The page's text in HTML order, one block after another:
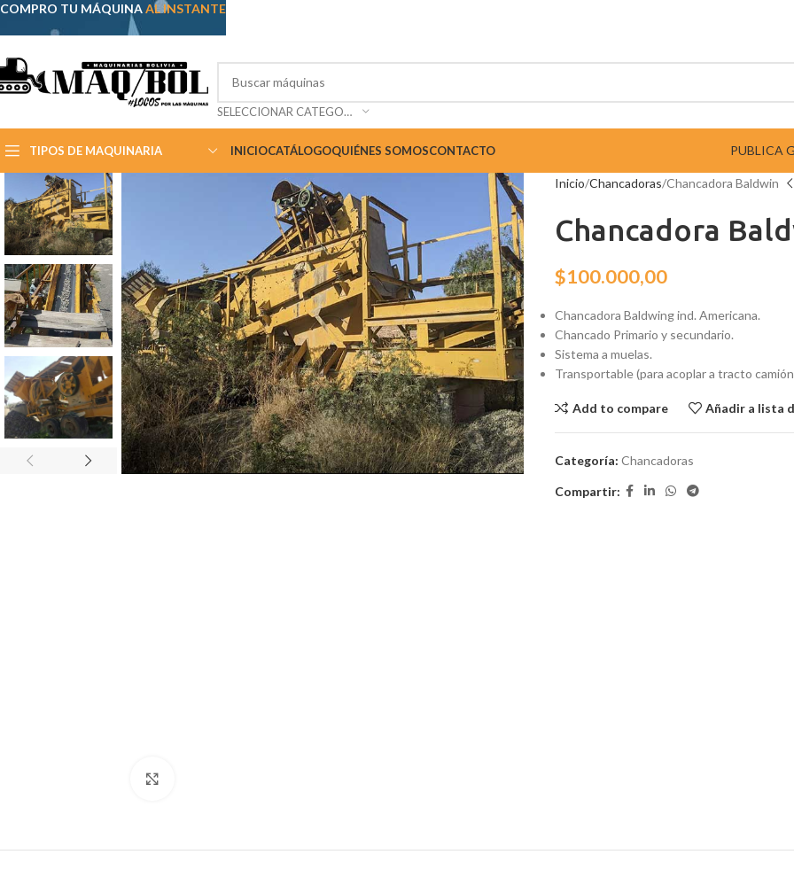
SELECCIONAR CATEGORÍA
TIPOS DE MAQUINARIA INICIOCATÁLOGOQUIÉNES SOMOSCONTACTO PUBLICA
Inicio Chancadoras Chancadora Baldwin
Chancadora
$100.000,00
Chancadora Baldwing ind. Americana.
Chancado Primario y secundario.
Sistema a muelas.
Transportable (para acoplar a tracto
Add to compare Añadir a lista
Categoría: Chancadoras
Compartir:
COMPRO TU MÁQUINAAL INSTANTE